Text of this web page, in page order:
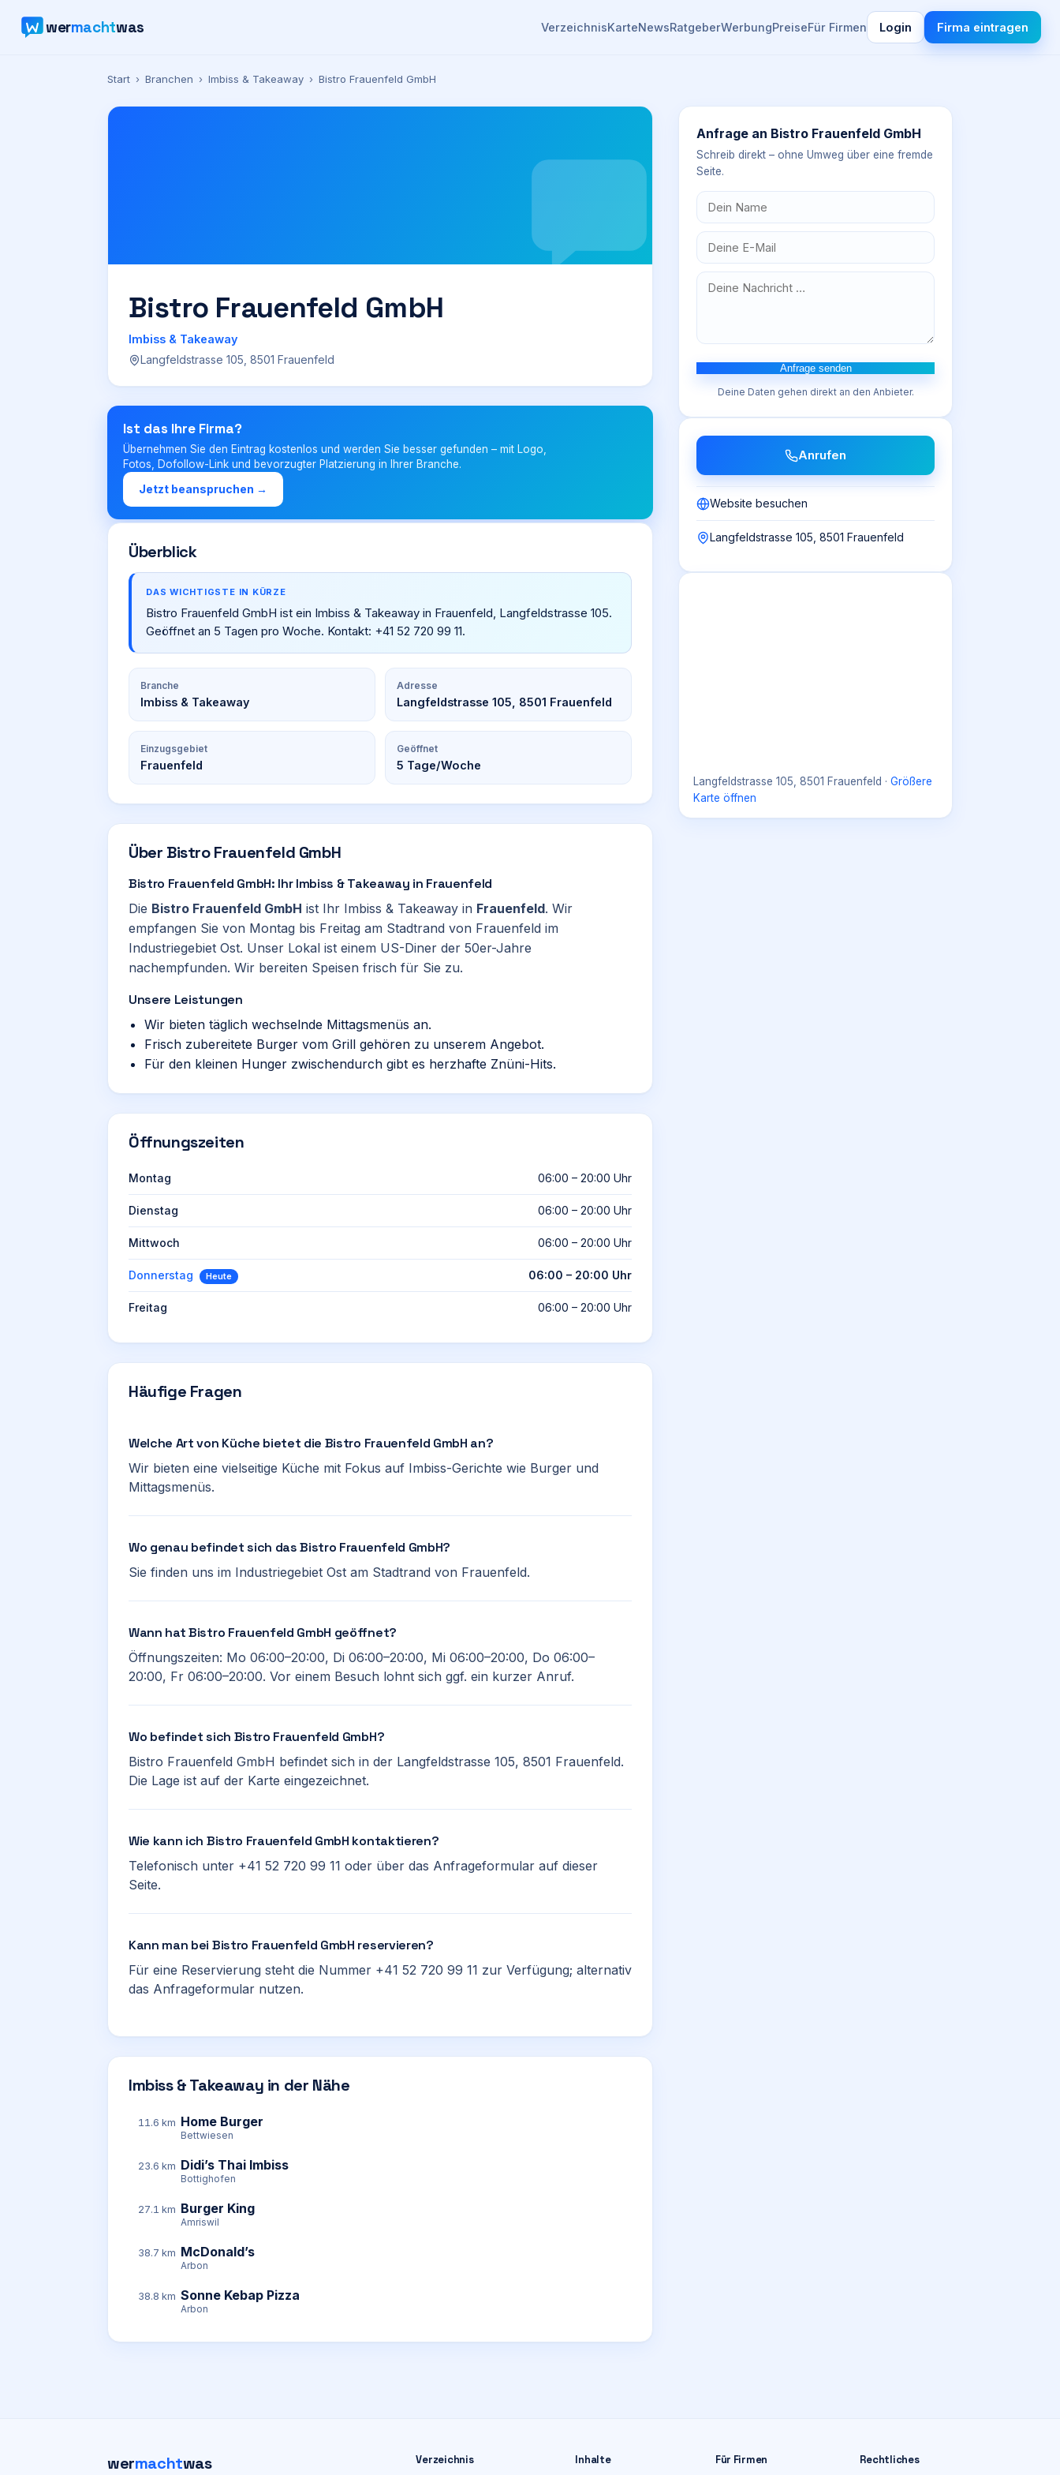
wermachtwas VerzeichnisKarteNewsRatgeberWerbungPreiseFür Firmen Login Firma eintragen
Start › Branchen › Imbiss & Takeaway › Bistro Frauenfeld GmbH
Bistro Frauenfeld GmbH
Imbiss & Takeaway
Langfeldstrasse 105, 8501 Frauenfeld
Ist das Ihre Firma?
Übernehmen Sie den Eintrag kostenlos und werden Sie besser gefunden – mit Logo,
Fotos, Dofollow-Link und bevorzugter Platzierung in Ihrer Branche.
Jetzt beanspruchen →
Überblick
DAS WICHTIGSTE IN KÜRZE
Bistro Frauenfeld GmbH ist ein Imbiss & Takeaway in Frauenfeld, Langfeldstrasse 105.
Geöffnet an 5 Tagen pro Woche. Kontakt: +41 52 720 99 11.
Branche
Imbiss & Takeaway
Adresse
Langfeldstrasse 105, 8501 Frauenfeld
Einzugsgebiet
Frauenfeld
Geöffnet
5 Tage/Woche
Über Bistro Frauenfeld GmbH
Bistro Frauenfeld GmbH: Ihr Imbiss & Takeaway in Frauenfeld
Die Bistro Frauenfeld GmbH ist Ihr Imbiss & Takeaway in Frauenfeld. Wir
empfangen Sie von Montag bis Freitag am Stadtrand von Frauenfeld im
Industriegebiet Ost. Unser Lokal ist einem US-Diner der 50er-Jahre
nachempfunden. Wir bereiten Speisen frisch für Sie zu.
Unsere Leistungen
Wir bieten täglich wechselnde Mittagsmenüs an.
Frisch zubereitete Burger vom Grill gehören zu unserem Angebot.
Für den kleinen Hunger zwischendurch gibt es herzhafte Znüni-Hits.
Öffnungszeiten
Montag 06:00 – 20:00 Uhr
Dienstag 06:00 – 20:00 Uhr
Mittwoch 06:00 – 20:00 Uhr
Donnerstag Heute 06:00 – 20:00 Uhr
Freitag 06:00 – 20:00 Uhr
Häufige Fragen
Welche Art von Küche bietet die Bistro Frauenfeld GmbH an?
Wir bieten eine vielseitige Küche mit Fokus auf Imbiss-Gerichte wie Burger und
Mittagsmenüs.
Wo genau befindet sich das Bistro Frauenfeld GmbH?
Sie finden uns im Industriegebiet Ost am Stadtrand von Frauenfeld.
Wann hat Bistro Frauenfeld GmbH geöffnet?
Öffnungszeiten: Mo 06:00–20:00, Di 06:00–20:00, Mi 06:00–20:00, Do 06:00–
20:00, Fr 06:00–20:00. Vor einem Besuch lohnt sich ggf. ein kurzer Anruf.
Wo befindet sich Bistro Frauenfeld GmbH?
Bistro Frauenfeld GmbH befindet sich in der Langfeldstrasse 105, 8501 Frauenfeld.
Die Lage ist auf der Karte eingezeichnet.
Wie kann ich Bistro Frauenfeld GmbH kontaktieren?
Telefonisch unter +41 52 720 99 11 oder über das Anfrageformular auf dieser
Seite.
Kann man bei Bistro Frauenfeld GmbH reservieren?
Für eine Reservierung steht die Nummer +41 52 720 99 11 zur Verfügung; alternativ
das Anfrageformular nutzen.
Imbiss & Takeaway in der Nähe
11.6 km Home Burger
Bettwiesen
23.6 km Didi’s Thai Imbiss
Bottighofen
27.1 km Burger King
Amriswil
38.7 km McDonald’s
Arbon
38.8 km Sonne Kebap Pizza
Arbon
Anfrage an Bistro Frauenfeld GmbH
Schreib direkt – ohne Umweg über eine fremde
Seite.
Anfrage senden
Deine Daten gehen direkt an den Anbieter.
Anrufen
Website besuchen
Langfeldstrasse 105, 8501 Frauenfeld
Langfeldstrasse 105, 8501 Frauenfeld · Größere
Karte öffnen
wermachtwas Verzeichnis Inhalte Für Firmen Rechtliches